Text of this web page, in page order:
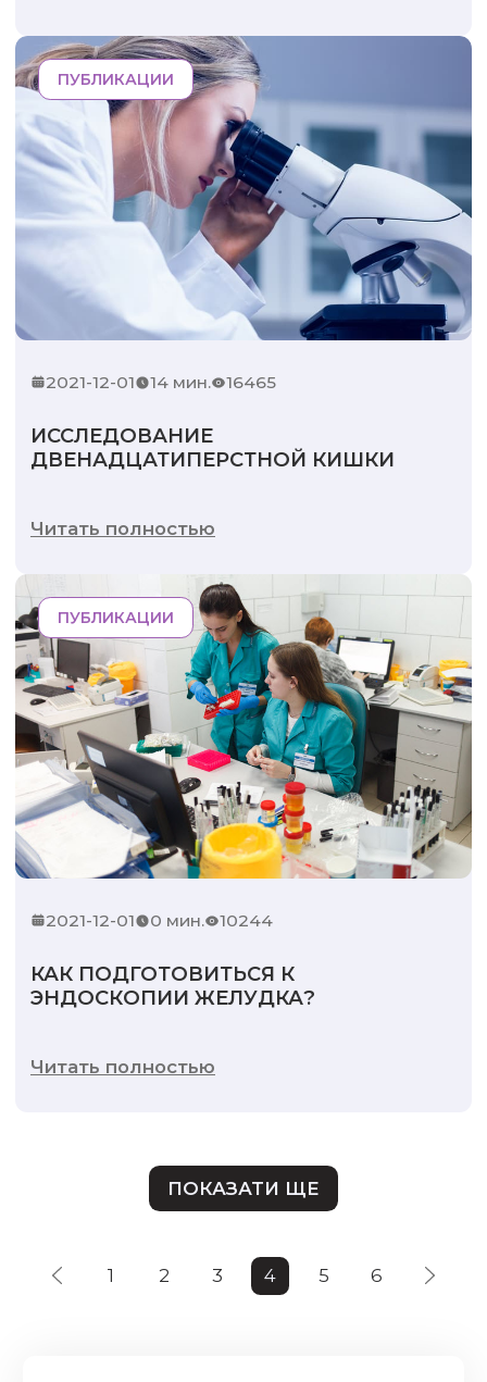
ПУБЛИКАЦИИ
2021-12-01 14 мин. 16465
ИССЛЕДОВАНИЕ
ДВЕНАДЦАТИПЕРСТНОЙ КИШКИ
Читать полностью
ПУБЛИКАЦИИ
2021-12-01 0 мин. 10244
КАК ПОДГОТОВИТЬСЯ К
ЭНДОСКОПИИ ЖЕЛУДКА?
Читать полностью
ПОКАЗАТИ ЩЕ
1 2 3 4 5 6